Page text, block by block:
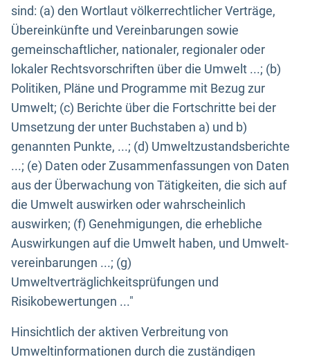
sind: (a) den Wortlaut völkerrechtlicher Verträge,
Übereinkünfte und Vereinbarungen sowie
gemeinschaftlicher, nationaler, regionaler oder
lokaler Rechtsvorschriften über die Umwelt ...; (b)
Politiken, Pläne und Programme mit Bezug zur
Umwelt; (c) Berichte über die Fortschritte bei der
Umsetzung der unter Buchstaben a) und b)
genannten Punkte, ...; (d) Umweltzustandsberichte
...; (e) Daten oder Zusammenfassungen von Daten
aus der Überwachung von Tätigkeiten, die sich auf
die Umwelt auswirken oder wahrscheinlich
auswirken; (f) Genehmigungen, die erhebliche
Auswirkungen auf die Umwelt haben, und Umwelt-
vereinbarungen ...; (g)
Umweltverträglichkeitsprüfungen und
Risikobewertungen ..."
Hinsichtlich der aktiven Verbreitung von
Umweltinformationen durch die zuständigen